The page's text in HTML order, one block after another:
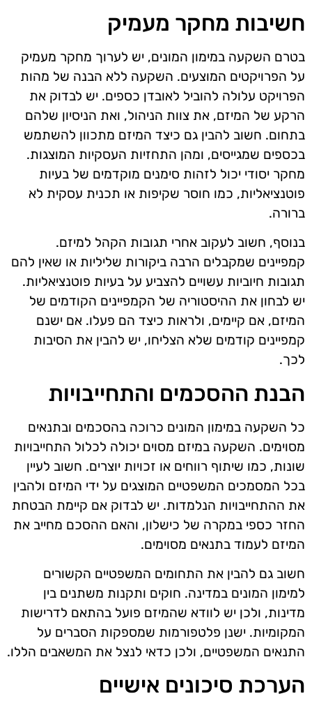
חשיבות מחקר מעמיק
בטרם השקעה במימון המונים, יש לערוך מחקר מעמיק
על הפרויקטים המוצעים. השקעה ללא הבנה של מהות
הפרויקט עלולה להוביל לאובדן כספים. יש לבדוק את
הרקע של המיזם, את צוות הניהול, ואת הניסיון שלהם
בתחום. חשוב להבין גם כיצד המיזם מתכוון להשתמש
בכספים שמגייסים, ומהן התחזיות העסקיות המוצגות.
מחקר יסודי יכול לזהות סימנים מוקדמים של בעיות
פוטנציאליות, כמו חוסר שקיפות או תכנית עסקית לא
ברורה.
בנוסף, חשוב לעקוב אחרי תגובות הקהל למיזם.
קמפיינים שמקבלים הרבה ביקורות שליליות או שאין להם
תגובות חיוביות עשויים להצביע על בעיות פוטנציאליות.
יש לבחון את ההיסטוריה של הקמפיינים הקודמים של
המיזם, אם קיימים, ולראות כיצד הם פעלו. אם ישנם
קמפיינים קודמים שלא הצליחו, יש להבין את הסיבות
לכך.
הבנת ההסכמים והתחייבויות
כל השקעה במימון המונים כרוכה בהסכמים ובתנאים
מסוימים. השקעה במיזם מסוים יכולה לכלול התחייבויות
שונות, כמו שיתוף רווחים או זכויות יוצרים. חשוב לעיין
בכל המסמכים המשפטיים המוצגים על ידי המיזם ולהבין
את ההתחייבויות הנלמדות. יש לבדוק אם קיימת הבטחת
החזר כספי במקרה של כישלון, והאם ההסכם מחייב את
המיזם לעמוד בתנאים מסוימים.
חשוב גם להבין את התחומים המשפטיים הקשורים
למימון המונים במדינה. חוקים ותקנות משתנים בין
מדינות, ולכן יש לוודא שהמיזם פועל בהתאם לדרישות
המקומיות. ישנן פלטפורמות שמספקות הסברים על
התנאים המשפטיים, ולכן כדאי לנצל את המשאבים הללו.
הערכת סיכונים אישיים